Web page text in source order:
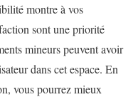
montre à vos
sont une priorité
mineurs peuvent avoir
dans cet espace. En
vous pourrez mieux